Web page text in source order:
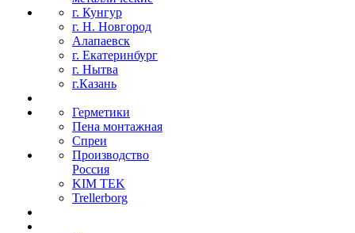
г. Кунгур
г. Н. Новгород
Алапаевск
г. Екатеринбург
г. Нытва
г.Казань
Герметики
Пена монтажная
Спреи
Производство
Россия
KIM TEK
Trellerborg